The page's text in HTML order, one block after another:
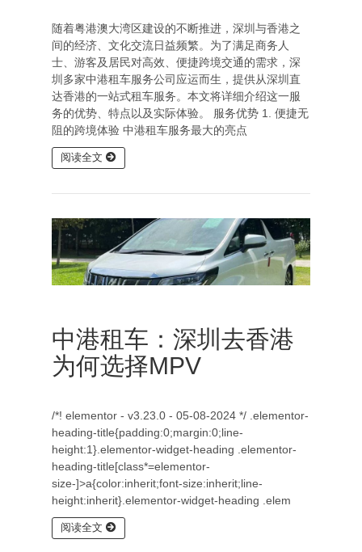
随着粤港澳大湾区建设的不断推进，深圳与香港之
间的经济、文化交流日益频繁。为了满足商务人
士、游客及居民对高效、便捷跨境交通的需求，深
圳多家中港租车服务公司应运而生，提供从深圳直
达香港的一站式租车服务。本文将详细介绍这一服
务的优势、特点以及实际体验。 服务优势 1. 便捷无
阻的跨境体验 中港租车服务最大的亮点
阅读全文
中港租车：深圳去香港
为何选择MPV
/*! elementor - v3.23.0 - 05-08-2024 */ .elementor-
heading-title{padding:0;margin:0;line-
height:1}.elementor-widget-heading .elementor-
heading-title[class*=elementor-
size-]>a{color:inherit;font-size:inherit;line-
height:inherit}.elementor-widget-heading .elem
阅读全文